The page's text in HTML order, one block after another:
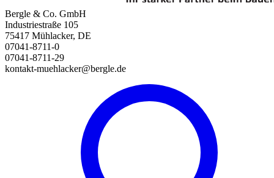
Bergle & Co. GmbH
Industriestraße 105
75417 Mühlacker, DE
07041-8711-0
07041-8711-29
kontakt-muehlacker@bergle.de